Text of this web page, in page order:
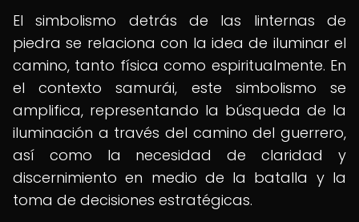
El simbolismo detrás de las linternas de
piedra se relaciona con la idea de iluminar el
camino, tanto física como espiritualmente. En
el contexto samurái, este simbolismo se
amplifica, representando la búsqueda de la
iluminación a través del camino del guerrero,
así como la necesidad de claridad y
discernimiento en medio de la batalla y la
toma de decisiones estratégicas.